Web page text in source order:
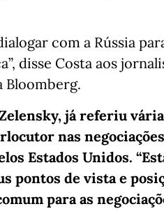
com a Rússia
disse Costa aos
Bloomberg.
já referiu
nas
Estados Unidos.
pontos de vista e
para as